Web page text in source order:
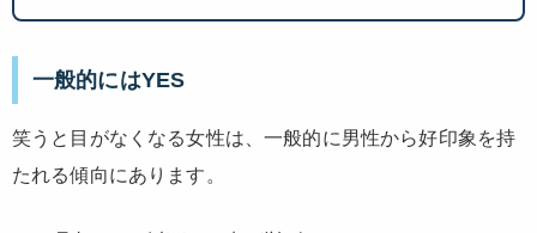
一般的にはYES
笑うと目がなくなる女性は、一般的に男性から好印象を持
たれる傾向にあります。